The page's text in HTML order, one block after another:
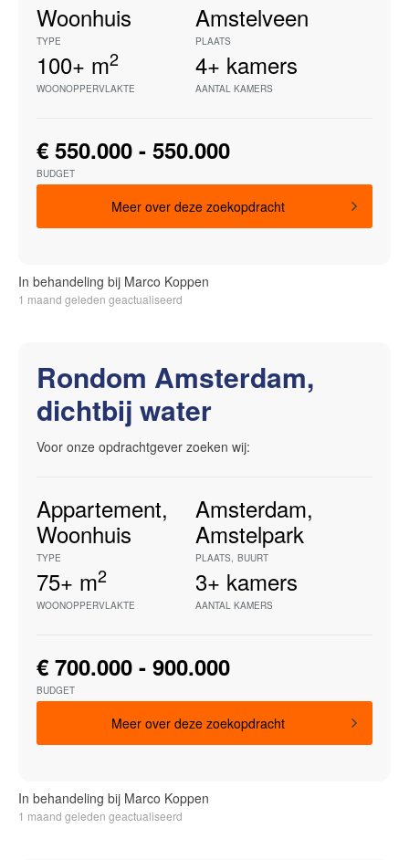
Woonhuis
TYPE
Amstelveen
PLAATS
100+ m2
WOONOPPERVLAKTE
4+ kamers
AANTAL KAMERS
€ 550.000 - 550.000
BUDGET
Meer over deze zoekopdracht
In behandeling bij Marco Koppen
1 maand geleden geactualiseerd
Rondom Amsterdam,
dichtbij water
Voor onze opdrachtgever zoeken wij:
Appartement,
Woonhuis
TYPE
Amsterdam,
Amstelpark
PLAATS, BUURT
75+ m2
WOONOPPERVLAKTE
3+ kamers
AANTAL KAMERS
€ 700.000 - 900.000
BUDGET
Meer over deze zoekopdracht
In behandeling bij Marco Koppen
1 maand geleden geactualiseerd